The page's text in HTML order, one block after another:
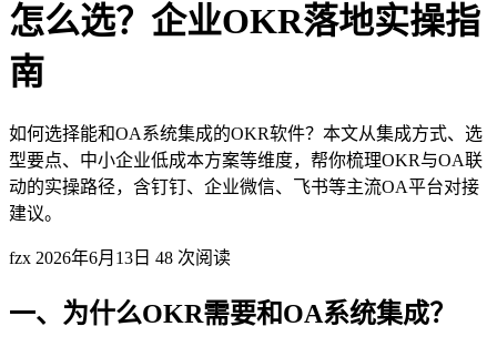
怎么选？企业OKR落地实操指
南
如何选择能和OA系统集成的OKR软件？本文从集成方式、选
型要点、中小企业低成本方案等维度，帮你梳理OKR与OA联
动的实操路径，含钉钉、企业微信、飞书等主流OA平台对接
建议。
fzx 2026年6月13日 48 次阅读
一、为什么OKR需要和OA系统集成？